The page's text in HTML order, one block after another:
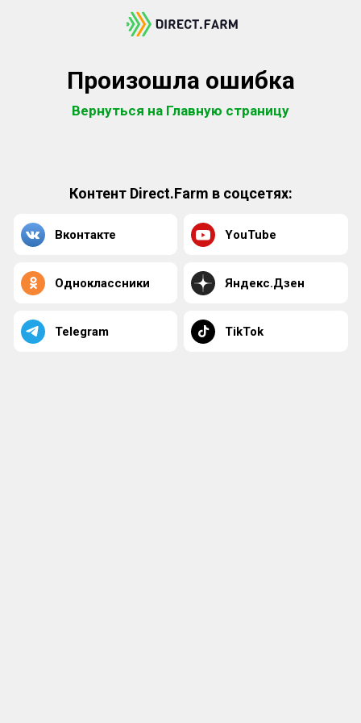
Произошла ошибка
Вернуться на Главную страницу
Контент Direct.Farm в соцсетях:
Вконтакте YouTube
Одноклассники Яндекс.Дзен
Telegram TikTok